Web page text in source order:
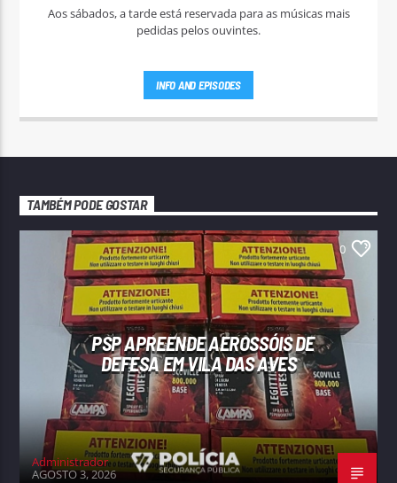
Aos sábados, a tarde está reservada para as músicas mais
pedidas pelos ouvintes.
INFO AND EPISODES
TAMBÉM PODE GOSTAR
0
PSP APREENDE AEROSSÓIS DE
DEFESA EM VILA DAS AVES
Administrador
AGOSTO 3, 2026